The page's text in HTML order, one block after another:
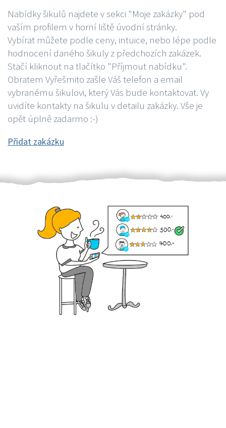
Nabídky šikulů najdete v sekci "Moje zakázky" pod
vaším profilem v horní liště úvodní stránky.
Vybírat můžete podle ceny, intuice, nebo lépe podle
hodnocení daného šikuly z předchozích zakázek.
Stačí kliknout na tlačítko "Příjmout nabídku".
Obratem Vyřešmito zašle Váš telefon a email
vybranému šikulovi, který Vás bude kontaktovat. Vy
uvidíte kontakty na šikulu v detailu zakázky. Vše je
opět úplně zadarmo :-)
Přidat zakázku